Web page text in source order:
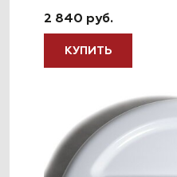
2 840 руб.
КУПИТЬ